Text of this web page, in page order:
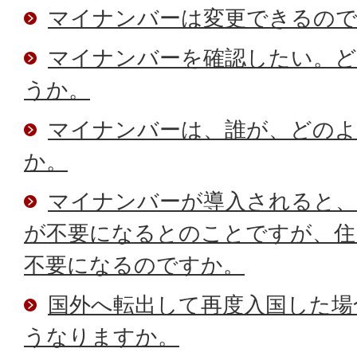
マイナンバーは変更できるの
マイナンバーを確認したい。
うか。
マイナンバーは、誰が、どの
か。
マイナンバーが導入されると
が不要になるとのことですが、
不要になるのですか。
国外へ転出して再度入国した
うなりますか。